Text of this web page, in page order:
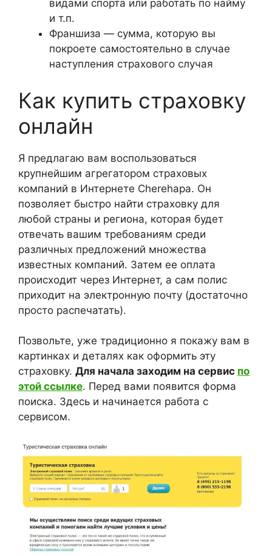
видами спорта или работать по найму
и т.п.
Франшиза — сумма, которую вы
покроете самостоятельно в случае
наступления страхового случая
Как купить страховку
онлайн
Я предлагаю вам воспользоваться
крупнейшим агрегатором страховых
компаний в Интернете Cherehapa. Он
позволяет быстро найти страховку для
любой страны и региона, которая будет
отвечать вашим требованиям среди
различных предложений множества
известных компаний. Затем ее оплата
происходит через Интернет, а сам полис
приходит на электронную почту (достаточно
просто распечатать).
Позвольте, уже традиционно я покажу вам в
картинках и деталях как оформить эту
страховку. Для начала заходим на сервис по
этой ссылке. Перед вами появится форма
поиска. Здесь и начинается работа с
сервисом.